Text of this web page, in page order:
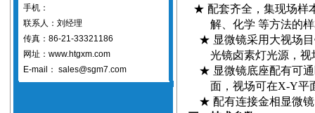
手机：
联系人：刘经理
传真：86-21-33321186
网址：www.htgxm.com
E-mail： sales@sgm7.com
★ 配套齐全，集现场样
解、化学 等方法的
★ 显微镜采用大视场
光镜卤素灯光源，视
★ 显微镜底座配有可
面，视场可在X-Y平
★ 配有连接金相显微